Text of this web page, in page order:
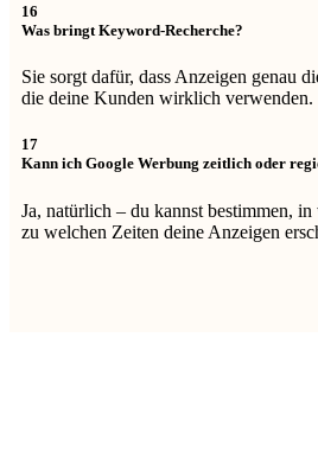
16
Was bringt Keyword-Recherche?
Sie sorgt dafür, dass Anzeigen genau
die deine Kunden wirklich verwenden.
17
Kann ich Google Werbung zeitlich oder
Ja, natürlich – du kannst bestimmen,
zu welchen Zeiten deine Anzeigen